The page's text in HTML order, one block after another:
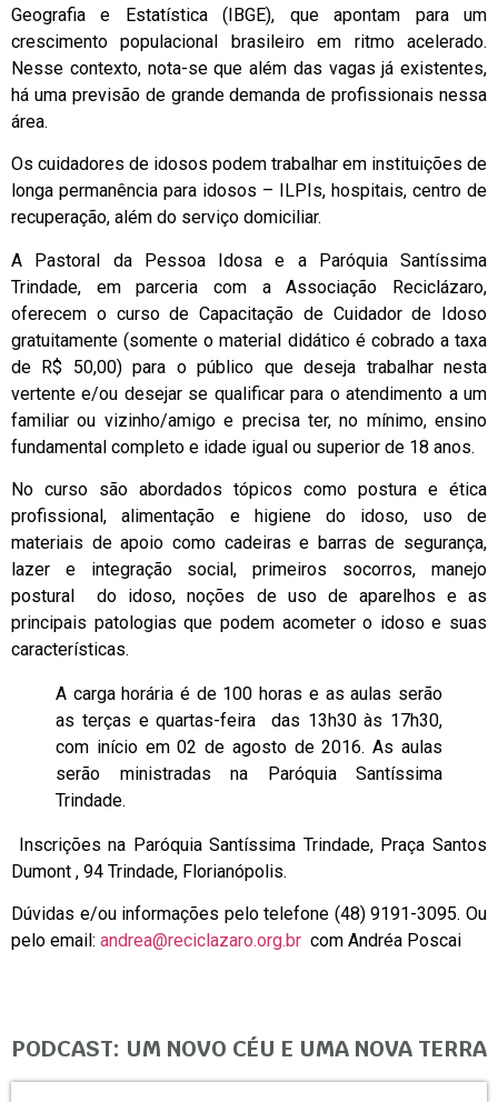
Geografia e Estatística (IBGE), que apontam para um
crescimento populacional brasileiro em ritmo acelerado.
Nesse contexto, nota-se que além das vagas já existentes,
há uma previsão de grande demanda de profissionais nessa
área.
Os cuidadores de idosos podem trabalhar em instituições de
longa permanência para idosos – ILPIs, hospitais, centro de
recuperação, além do serviço domiciliar.
A Pastoral da Pessoa Idosa e a Paróquia Santíssima
Trindade, em parceria com a Associação Reciclázaro,
oferecem o curso de Capacitação de Cuidador de Idoso
gratuitamente (somente o material didático é cobrado a taxa
de R$ 50,00) para o público que deseja trabalhar nesta
vertente e/ou desejar se qualificar para o atendimento a um
familiar ou vizinho/amigo e precisa ter, no mínimo, ensino
fundamental completo e idade igual ou superior de 18 anos.
No curso são abordados tópicos como postura e ética
profissional, alimentação e higiene do idoso, uso de
materiais de apoio como cadeiras e barras de segurança,
lazer e integração social, primeiros socorros, manejo
postural do idoso, noções de uso de aparelhos e as
principais patologias que podem acometer o idoso e suas
características.
A carga horária é de 100 horas e as aulas serão
as terças e quartas-feira das 13h30 às 17h30,
com início em 02 de agosto de 2016. As aulas
serão ministradas na Paróquia Santíssima
Trindade.
Inscrições na Paróquia Santíssima Trindade, Praça Santos
Dumont , 94 Trindade, Florianópolis.
Dúvidas e/ou informações pelo telefone (48) 9191-3095. Ou
pelo email: andrea@reciclazaro.org.br com Andréa Poscai
PODCAST: UM NOVO CÉU E UMA NOVA TERRA